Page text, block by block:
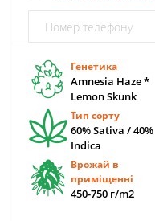
Генетика
Amnesia Haze *
Lemon Skunk
Тип сорту
60% Sativa / 40%
Indica
Врожай в
приміщенні
450-750 г/m2